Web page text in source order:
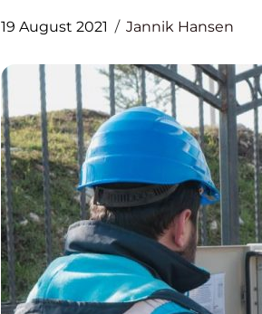
19 August 2021 Jannik Hansen